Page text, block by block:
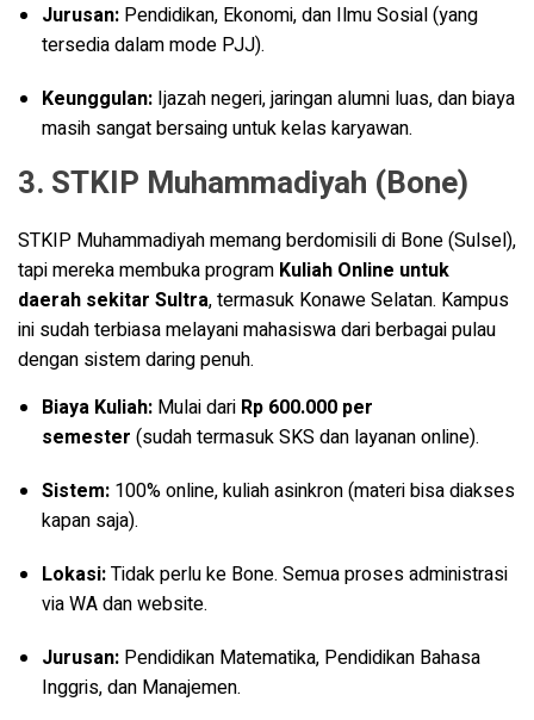
Jurusan: Pendidikan, Ekonomi, dan Ilmu Sosial (yang
tersedia dalam mode PJJ).
Keunggulan: Ijazah negeri, jaringan alumni luas, dan biaya
masih sangat bersaing untuk kelas karyawan.
3. STKIP Muhammadiyah (Bone)
STKIP Muhammadiyah memang berdomisili di Bone (Sulsel),
tapi mereka membuka program Kuliah Online untuk
daerah sekitar Sultra, termasuk Konawe Selatan. Kampus
ini sudah terbiasa melayani mahasiswa dari berbagai pulau
dengan sistem daring penuh.
Biaya Kuliah: Mulai dari Rp 600.000 per
semester (sudah termasuk SKS dan layanan online).
Sistem: 100% online, kuliah asinkron (materi bisa diakses
kapan saja).
Lokasi:Tidak perlu ke Bone. Semua proses administrasi
via WA dan website.
Jurusan: Pendidikan Matematika, Pendidikan Bahasa
Inggris, dan Manajemen.